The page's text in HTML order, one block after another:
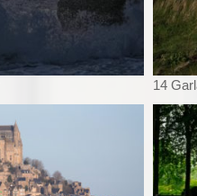
14